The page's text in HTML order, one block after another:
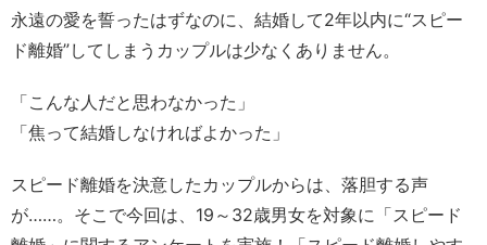
永遠の愛を誓ったはずなのに、結婚して2年以内に“スピー
ド離婚”してしまうカップルは少なくありません。
「こんな人だと思わなかった」
「焦って結婚しなければよかった」
スピード離婚を決意したカップルからは、落胆する声
が……。そこで今回は、19～32歳男女を対象に「スピード